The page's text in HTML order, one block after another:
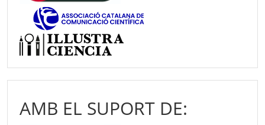
AMB EL SUPORT DE: